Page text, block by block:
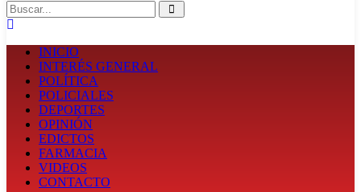
INICIO
INTERÉS GENERAL
POLÍTICA
POLICIALES
DEPORTES
OPINIÓN
EDICTOS
FARMACIA
VIDEOS
CONTACTO